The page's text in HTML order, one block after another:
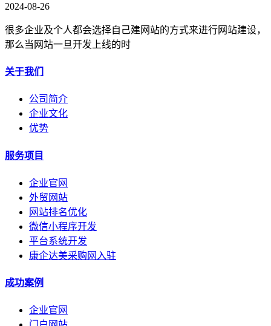
2024-08-26
很多企业及个人都会选择自己建网站的方式来进行网站建设，
那么当网站一旦开发上线的时
关于我们
公司简介
企业文化
优势
服务项目
企业官网
外贸网站
网站排名优化
微信小程序开发
平台系统开发
康企达美采购网入驻
成功案例
企业官网